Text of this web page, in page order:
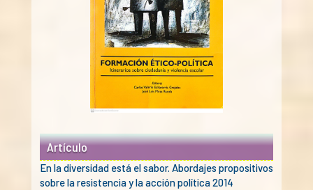
Artículo
En la diversidad está el sabor. Abordajes propositivos
sobre la resistencia y la acción política 2014